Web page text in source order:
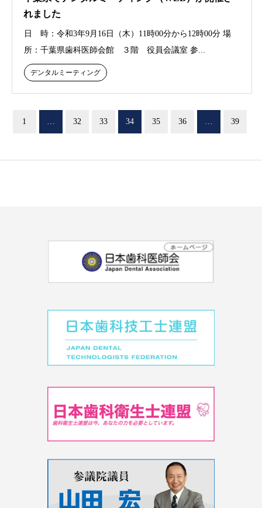
れました
日 時：令和3年9月16日（木）11時00分から12時00分 場
所：千葉県歯科医師会館 ３階 役員会議室 参...
デンタルミーティング
1 32 33 34 35 36 39